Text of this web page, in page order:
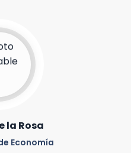
la Rosa
Economía